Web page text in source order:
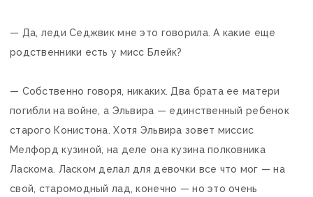
— Да, леди Седжвик мне это говорила. А какие еще
родственники есть у мисс Блейк?
— Собственно говоря, никаких. Два брата ее матери
погибли на войне, а Эльвира — единственный ребенок
старого Конистона. Хотя Эльвира зовет миссис
Мелфорд кузиной, на деле она кузина полковника
Ласкома. Ласком делал для девочки все что мог — на
свой, старомодный лад, конечно — но это очень